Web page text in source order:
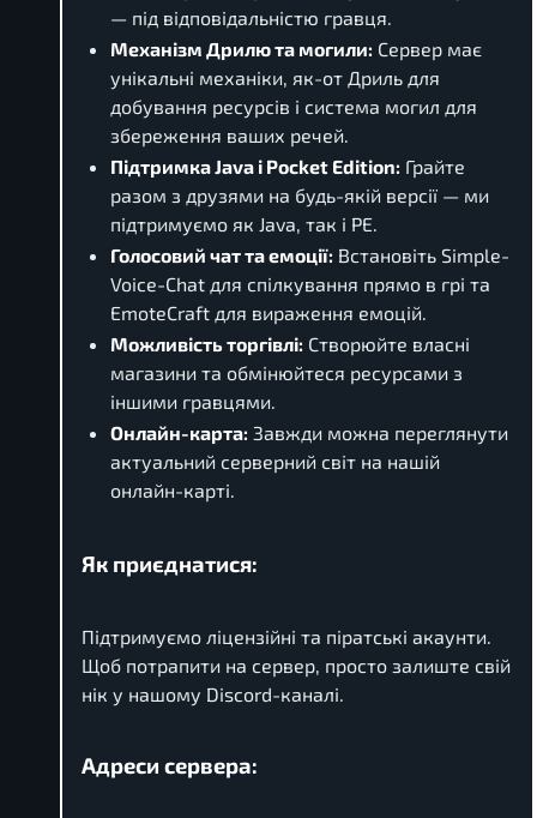
— під відповідальністю гравця.
Механізм Дрилю та могили: Сервер має
унікальні механіки, як-от Дриль для
добування ресурсів і система могил для
збереження ваших речей.
Підтримка Java і Pocket Edition: Грайте
разом з друзями на будь-якій версії — ми
підтримуємо як Java, так і PE.
Голосовий чат та емоції: Встановіть Simple-
Voice-Chat для спілкування прямо в грі та
EmoteCraft для вираження емоцій.
Можливість торгівлі: Створюйте власні
магазини та обмінюйтеся ресурсами з
іншими гравцями.
Онлайн-карта: Завжди можна переглянути
актуальний серверний світ на нашій
онлайн-карті.
Як приєднатися:
Підтримуємо ліцензійні та піратські акаунти.
Щоб потрапити на сервер, просто залиште свій
нік у нашому Discord-каналі.
Адреси сервера: